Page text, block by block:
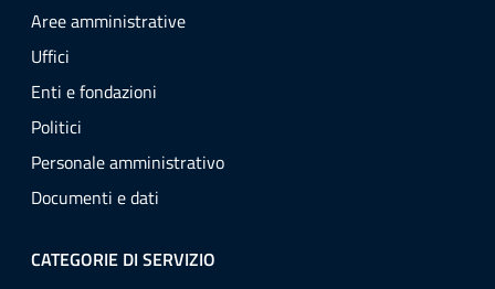
Aree amministrative
Uffici
Enti e fondazioni
Politici
Personale amministrativo
Documenti e dati
CATEGORIE DI SERVIZIO